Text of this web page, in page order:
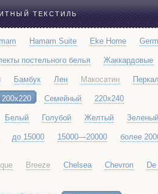
ТЕКСТИЛЬ
Hamam Suite Eke Home
постельного белья Жаккардовые
Бамбук Лен Макосатин
200x220 Семейный 220x240
Белый Голубой Желтый Зеленый
до 15000 15000—20000 более
Breeze Chelsea Chevron